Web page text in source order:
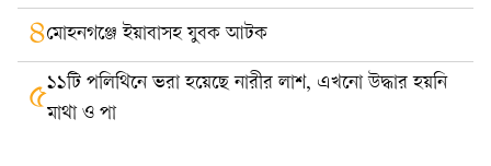
৪মোহনগঞ্জে ইয়াবাসহ যুবক আটক
৫১১টি পলিথিনে ভরা হয়েছে নারীর লাশ, এখনো উদ্ধার হয়নি
মাথা ও পা